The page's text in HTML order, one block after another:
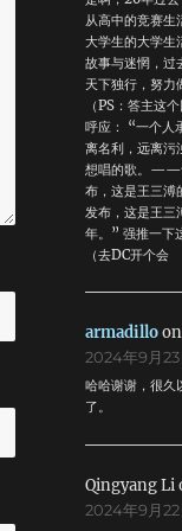
从高中的竞赛生
大学生的大学生
故事与迷惘，过
天下独行，努力
（PS：答主这
呼应： “一个人
离名利，远离污
想唱的歌。——
布，这是王三溥
发布，这是王
年。” 强推一下
（去DC开个会
armadilloon
2024年9月23
哈哈谢谢，很久
了。
Qingyang Li
2024年9月22